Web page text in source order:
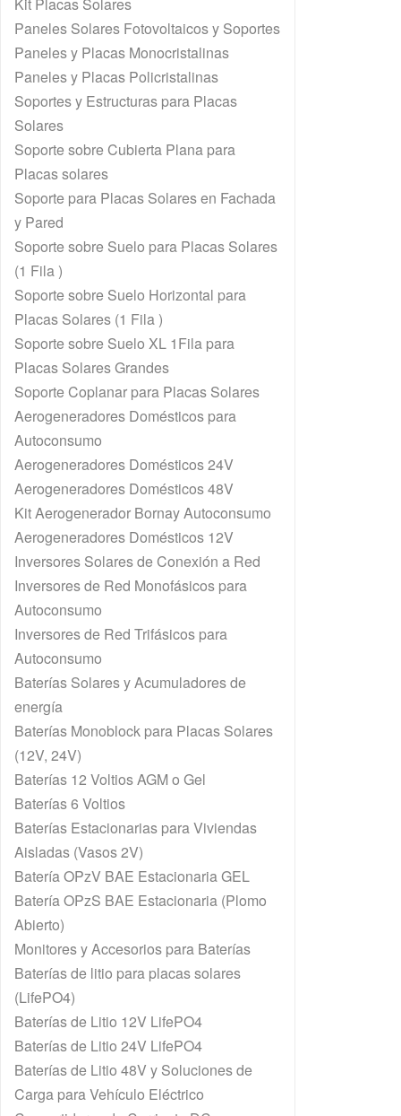
Paneles Solares Fotovoltaicos y Soportes
Paneles y Placas Monocristalinas
Paneles y Placas Policristalinas
Soportes y Estructuras para Placas
Solares
Soporte sobre Cubierta Plana para
Placas solares
Soporte para Placas Solares en Fachada
y Pared
Soporte sobre Suelo para Placas Solares
(1 Fila )
Soporte sobre Suelo Horizontal para
Placas Solares (1 Fila )
Soporte sobre Suelo XL 1Fila para
Placas Solares Grandes
Soporte Coplanar para Placas Solares
Aerogeneradores Domésticos para
Autoconsumo
Aerogeneradores Domésticos 24V
Aerogeneradores Domésticos 48V
Kit Aerogenerador Bornay Autoconsumo
Aerogeneradores Domésticos 12V
Inversores Solares de Conexión a Red
Inversores de Red Monofásicos para
Autoconsumo
Inversores de Red Trifásicos para
Autoconsumo
Baterías Solares y Acumuladores de
energía
Baterías Monoblock para Placas Solares
(12V, 24V)
Baterías 12 Voltios AGM o Gel
Baterías 6 Voltios
Baterías Estacionarias para Viviendas
Aisladas (Vasos 2V)
Batería OPzV BAE Estacionaria GEL
Batería OPzS BAE Estacionaria (Plomo
Abierto)
Monitores y Accesorios para Baterías
Baterías de litio para placas solares
(LifePO4)
Baterías de Litio 12V LifePO4
Baterías de Litio 24V LifePO4
Baterías de Litio 48V y Soluciones de
Carga para Vehículo Eléctrico